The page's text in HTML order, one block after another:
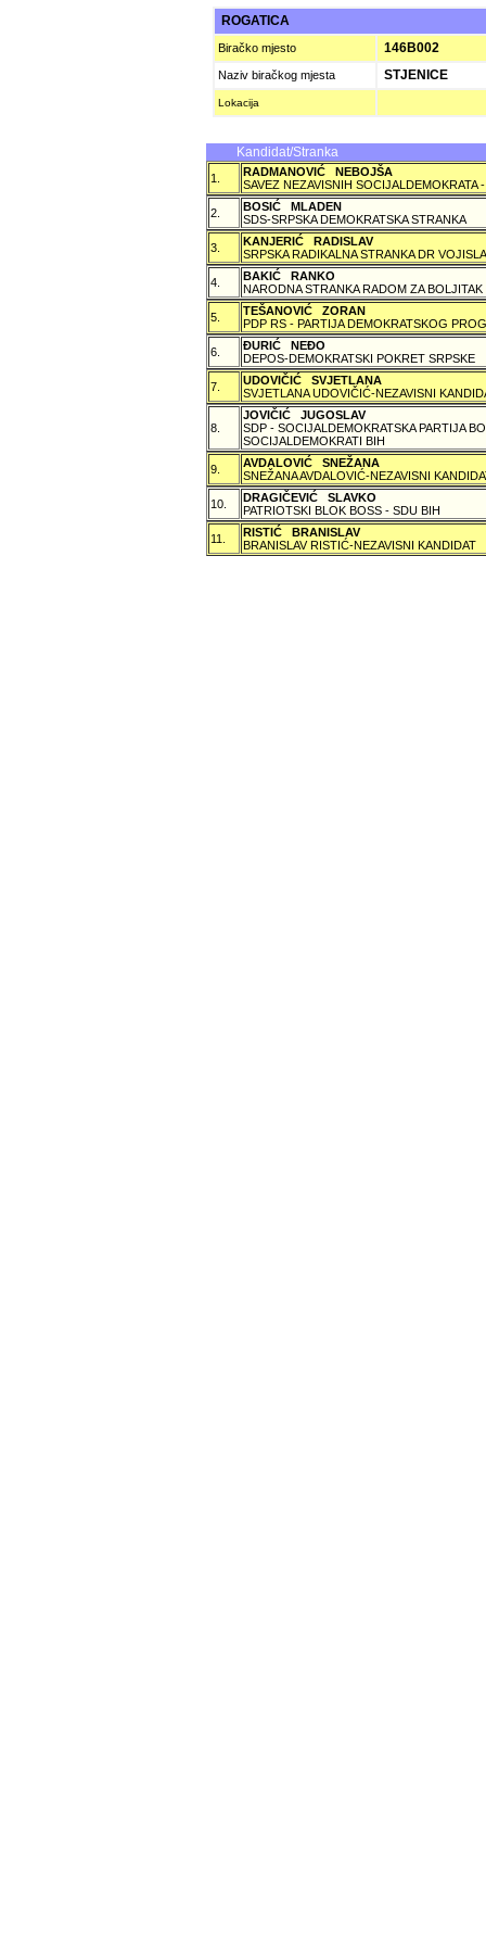
ROGATICA
Biračko mjesto 146B002
Naziv biračkog mjesta STJENICE
Lokacija
Kandidat/Stranka
1.
RADMANOVIĆ NEBOJŠA
SAVEZ NEZAVISNIH SOCIJALDEMOKRATA
2.
BOSIĆ MLADEN
SDS-SRPSKA DEMOKRATSKA STRANKA
3.
KANJERIĆ RADISLAV
SRPSKA RADIKALNA STRANKA DR
4.
BAKIĆ RANKO
NARODNA STRANKA RADOM ZA BOLJITAK
5.
TEŠANOVIĆ ZORAN
PDP RS - PARTIJA DEMOKRATSKOG
6.
ÐURIĆ NEÐO
DEPOS-DEMOKRATSKI POKRET SRPSKE
7.
UDOVIČIĆ SVJETLANA
SVJETLANA UDOVIČIĆ-NEZAVISNI
8.
JOVIČIĆ JUGOSLAV
SDP - SOCIJALDEMOKRATSKA PARTIJA
SOCIJALDEMOKRATI BIH
9.
AVDALOVIĆ SNEŽANA
SNEŽANA AVDALOVIĆ-NEZAVISNI
10.
DRAGIČEVIĆ SLAVKO
PATRIOTSKI BLOK BOSS - SDU BIH
11.
RISTIĆ BRANISLAV
BRANISLAV RISTIĆ-NEZAVISNI KANDIDAT